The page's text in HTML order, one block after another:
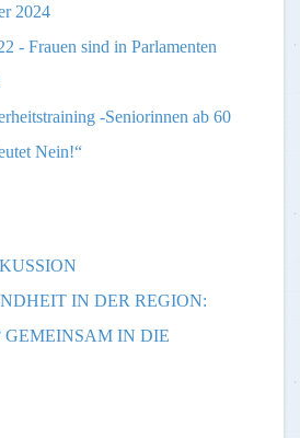
2024
- Frauen sind in Parlamenten
-Seniorinnen ab 60
Nein!“
IN DER REGION:
GEMEINSAM IN DIE